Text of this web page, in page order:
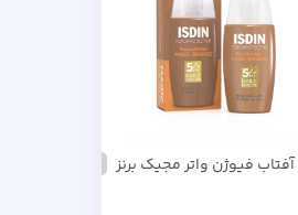
فیوژن واتر مجیک برنز